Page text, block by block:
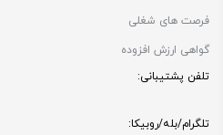
فرصت های شغلی
گواهی ارزش افزوده
تلفن پشتیبانی:
تلگرام/بله/روبیکا: